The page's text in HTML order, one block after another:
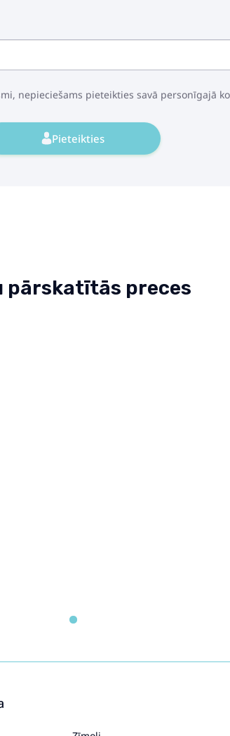
nepieciešams pieteikties savā personīgajā
Pieteikties
pārskatītās preces